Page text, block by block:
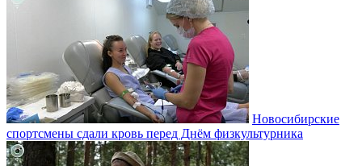
Новосибирские
спортсмены сдали кровь перед Днём физкультурника